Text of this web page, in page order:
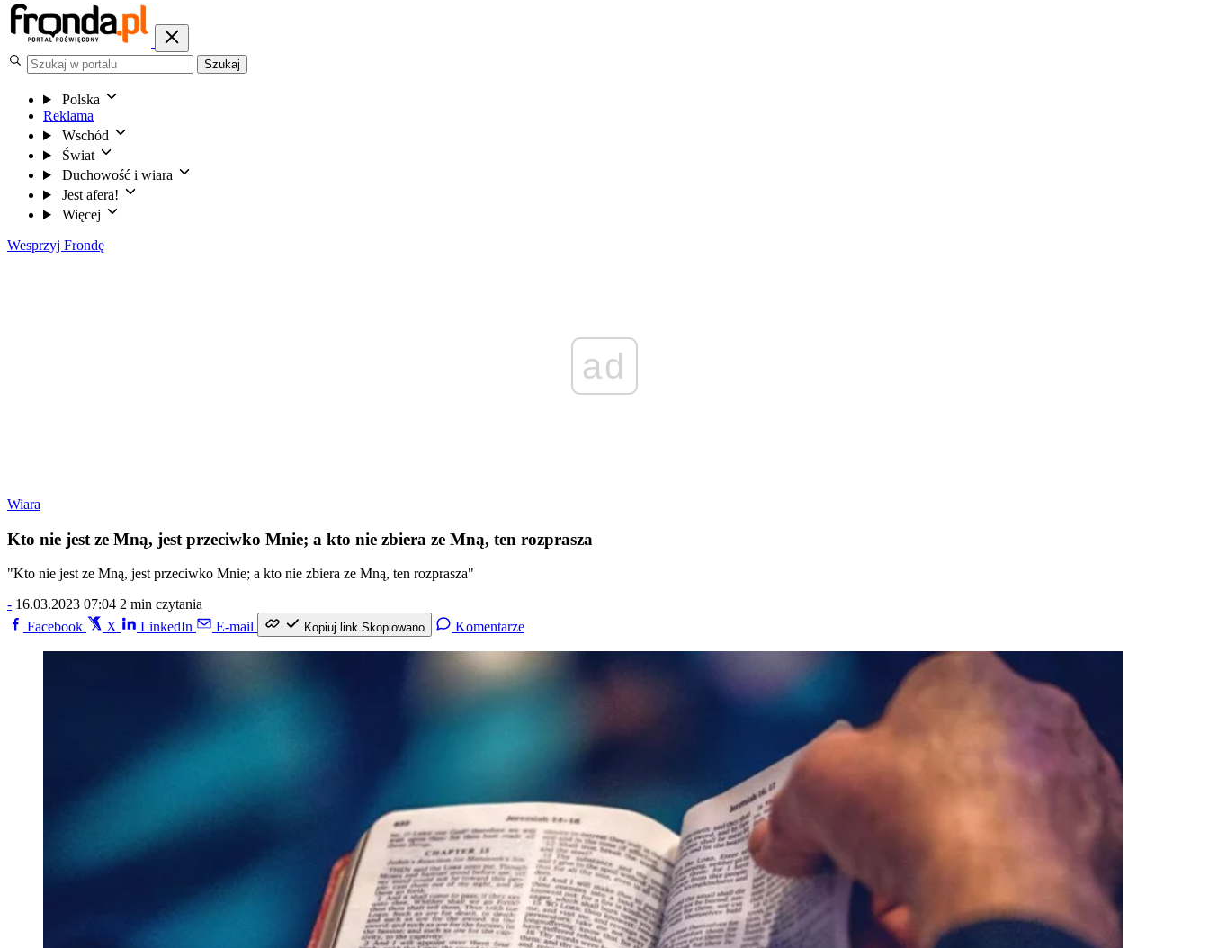
Szukaj
Polska
Reklama
Wschód
Świat
Duchowość i wiara
Jest afera!
Więcej
Wesprzyj Frondę
ad
Wiara
Kto nie jest ze Mną, jest przeciwko Mnie; a kto nie zbiera ze Mną, ten rozprasza
"Kto nie jest ze Mną, jest przeciwko Mnie; a kto nie zbiera ze Mną, ten rozprasza"
- 16.03.2023 07:04 2 min czytania
Facebook
X LinkedIn E-mail Kopiuj link Skopiowano Komentarze